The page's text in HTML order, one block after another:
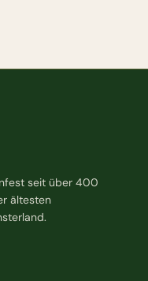
seit über 400
ältesten